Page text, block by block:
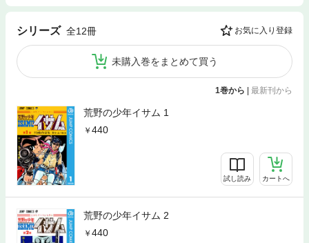
シリーズ 全12冊 お気に入り登録
未購入巻をまとめて買う
1巻から 最新刊から
荒野の少年イサム 1
440
試し読み カートへ
荒野の少年イサム 2
440